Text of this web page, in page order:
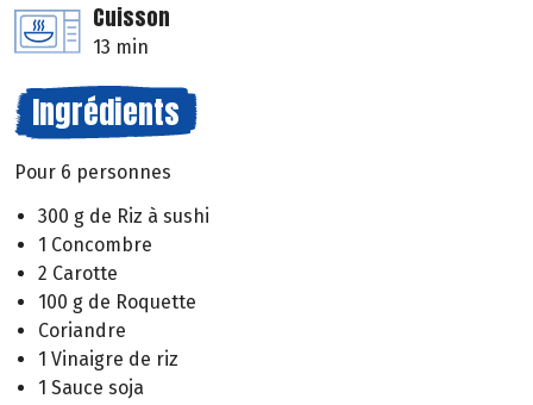
Cuisson
13 min
Ingrédients
Pour 6 personnes
300 g de Riz à sushi
1 Concombre
2 Carotte
100 g de Roquette
Coriandre
1 Vinaigre de riz
1 Sauce soja